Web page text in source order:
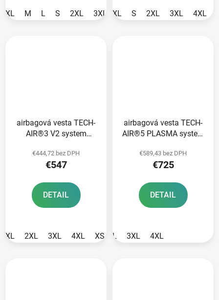
XL M L S 2XL 3XL 4XL XS
XL S 2XL 3XL 4XL
airbagová vesta TECH-
AIR®3 V2 system
fluo/černá 2025
€444,72 bez DPH
€547
DETAIL
XL 2XL 3XL 4XL XS
airbagová vesta TECH-
AIR®5 PLASMA system
2025
€589,43 bez DPH
€725
DETAIL
L 3XL 4XL